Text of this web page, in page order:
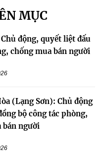
MỤC
động, quyết liệt đấu
chống mua bán người
(Lạng Sơn): Chủ động
bộ công tác phòng,
bán người